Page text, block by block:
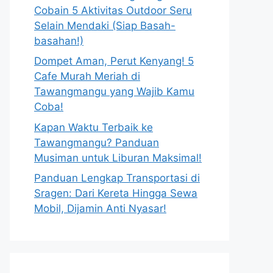
Cobain 5 Aktivitas Outdoor Seru
Selain Mendaki (Siap Basah-
basahan!)
Dompet Aman, Perut Kenyang! 5
Cafe Murah Meriah di
Tawangmangu yang Wajib Kamu
Coba!
Kapan Waktu Terbaik ke
Tawangmangu? Panduan
Musiman untuk Liburan Maksimal!
Panduan Lengkap Transportasi di
Sragen: Dari Kereta Hingga Sewa
Mobil, Dijamin Anti Nyasar!